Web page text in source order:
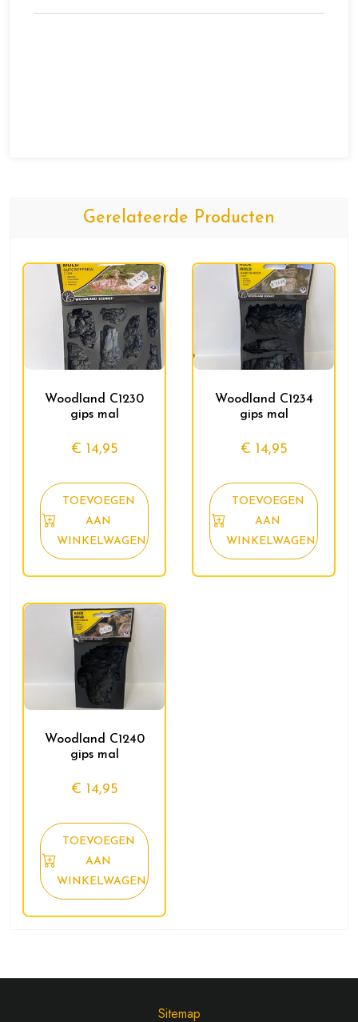
Gerelateerde Producten
Woodland C1230
gips mal
€ 14,95
TOEVOEGEN
AAN
WINKELWAGEN
Woodland C1234
gips mal
€ 14,95
TOEVOEGEN
AAN
WINKELWAGEN
Woodland C1240
gips mal
€ 14,95
TOEVOEGEN
AAN
WINKELWAGEN
Sitemap